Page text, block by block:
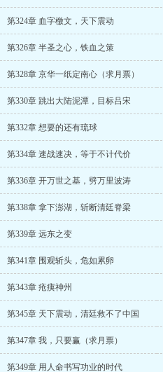
第324章 血字檄文，天下震动
第326章 半圣之心，铁血之策
第328章 京华一纸定南心（求月票）
第330章 跳出大陆泥潭，目标吕宋
第332章 想要的还有琉球
第334章 速战速决，等于不计代价
第336章 开万世之基，劈万里波涛
第338章 拿下澎湖，斩断清廷脊梁
第339章 远东之变
第341章 围观斩头，危如累卵
第343章 疮痍神州
第345章 天下震动，清廷救不了中国
第347章 我，只要赢（求月票）
第349章 用人命书写功业的时代